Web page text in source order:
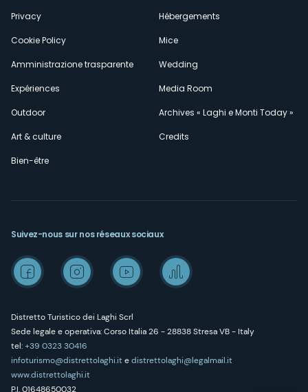
Privacy
Cookie Policy
Amministrazione trasparente
Expériences
Outdoor
Art & culture
Bien-être
Hébergements
Mice
Wedding
Media Room
Archives « Laghi e Monti Today »
Credits
Distretto Turistico dei Laghi Scrl
Sede legale e operativa: Corso Italia 26 - 28838 Stresa VB - Italy
tel:+39 0323 30416
infoturismo@distrettolaghi.itedistrettolaghi@legalmail.it
www.distrettolaghi.it
P.I. 01648650032
Suivez-nous sur nos réseaux sociaux